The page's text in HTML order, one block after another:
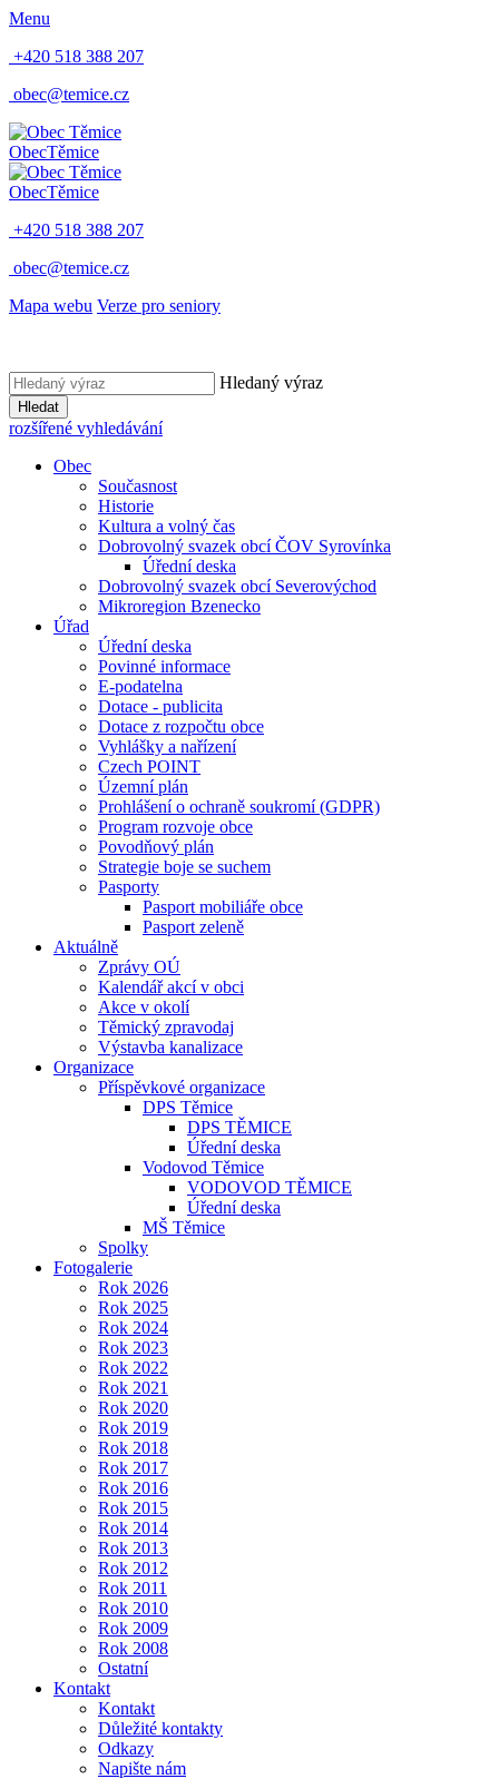
Menu
+420 518 388 207
obec@temice.cz
ObecTěmice
ObecTěmice
+420 518 388 207
obec@temice.cz
Mapa webu Verze pro seniory
Hledaný výraz
Hledat
rozšířené vyhledávání
Obec
Současnost
Historie
Kultura a volný čas
Dobrovolný svazek obcí ČOV Syrovínka
Úřední deska
Dobrovolný svazek obcí Severovýchod
Mikroregion Bzenecko
Úřad
Úřední deska
Povinné informace
E-podatelna
Dotace - publicita
Dotace z rozpočtu obce
Vyhlášky a nařízení
Czech POINT
Územní plán
Prohlášení o ochraně soukromí (GDPR)
Program rozvoje obce
Povodňový plán
Strategie boje se suchem
Pasporty
Pasport mobiliáře obce
Pasport zeleně
Aktuálně
Zprávy OÚ
Kalendář akcí v obci
Akce v okolí
Těmický zpravodaj
Výstavba kanalizace
Organizace
Příspěvkové organizace
DPS Těmice
DPS TĚMICE
Úřední deska
Vodovod Těmice
VODOVOD TĚMICE
Úřední deska
MŠ Těmice
Spolky
Fotogalerie
Rok 2026
Rok 2025
Rok 2024
Rok 2023
Rok 2022
Rok 2021
Rok 2020
Rok 2019
Rok 2018
Rok 2017
Rok 2016
Rok 2015
Rok 2014
Rok 2013
Rok 2012
Rok 2011
Rok 2010
Rok 2009
Rok 2008
Ostatní
Kontakt
Kontakt
Důležité kontakty
Odkazy
Napište nám